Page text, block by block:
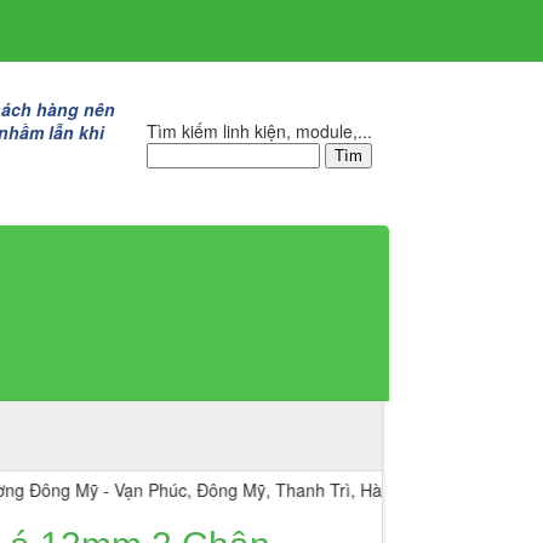
hàng nên
lẫn khi
Tìm kiếm linh kiện, module,...
Mỹ - Vạn Phúc, Đông Mỹ, Thanh Trì, Hà Nội.